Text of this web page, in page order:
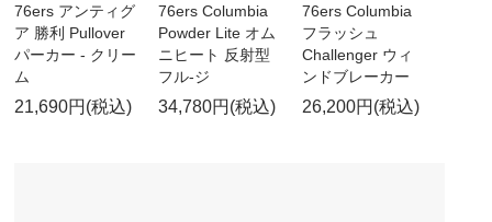
76ers アンティグ
ア 勝利 Pullover
パーカー - クリー
ム
21,690円(税込)
76ers Columbia
Powder Lite オム
ニヒート 反射型
フル-ジ
34,780円(税込)
76ers Columbia
フラッシュ
Challenger ウィ
ンドブレーカー
26,200円(税込)